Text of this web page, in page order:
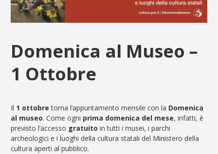
Domenica al Museo –
1 Ottobre
Il 1 ottobre torna l’appuntamento mensile con la Domenica
al museo. Come ogni prima domenica del mese, infatti, è
previsto l’accesso gratuitoin tutti i musei, i parchi
archeologici e i luoghi della cultura statali del Ministero della
cultura aperti al pubblico.